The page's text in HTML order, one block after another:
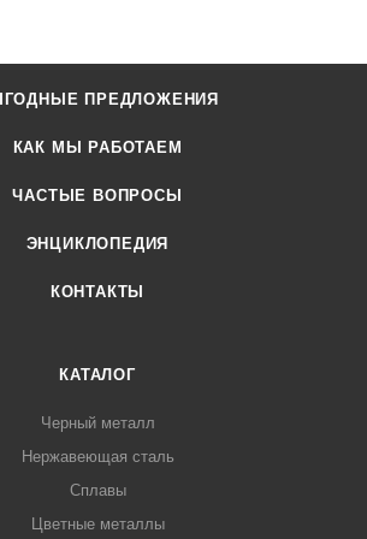
ПРЕДЛОЖЕНИЯ
КАК МЫ РАБОТАЕМ
ЧАСТЫЕ ВОПРОСЫ
ЭНЦИКЛОПЕДИЯ
КОНТАКТЫ
КАТАЛОГ
Черный металл
Нержавеющая сталь
Сплавы
Цветные металлы